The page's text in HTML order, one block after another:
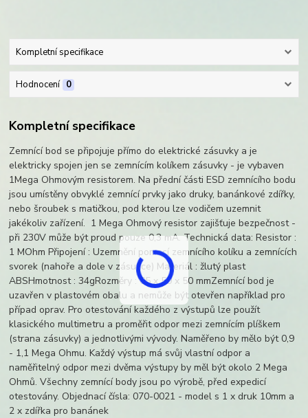
Kompletní specifikace
Hodnocení 0
Kompletní specifikace
Zemnící bod se připojuje přímo do elektrické zásuvky a je
elektricky spojen jen se zemnícím kolíkem zásuvky - je vybaven
1Mega Ohmovým resistorem. Na přední části ESD zemnícího bodu
jsou umístěny obvyklé zemnící prvky jako druky, banánkové zdířky,
nebo šroubek s matičkou, pod kterou lze vodičem uzemnit
jakékoliv zařízení. 1 Mega Ohmový resistor zajišťuje bezpečnost -
při 230V může být proud pouze 0,3 mA. Technická data: Resistor :
1 MOhm Připojení : Uzemnění pomocí zemnícího kolíku a zemnících
svorek (nahoře a dole v zásuvce) Materiál : žlutý plast
ABSHmotnost : 34gRozměry : 65 x 50 x 50 mmZemnící bod je
uzavřen v plastovém obalu a nemůže být otevřen například pro
případ oprav. Pro otestování každého z výstupů lze použít
klasického multimetru a proměřit odpor mezi zemnícím plíškem
(strana zásuvky) a jednotlivými vývody. Naměřeno by mělo být 0,9
- 1,1 Mega Ohmu. Každý výstup má svůj vlastní odpor a
naměřitelný odpor mezi dvěma výstupy by měl být okolo 2 Mega
Ohmů. Všechny zemnící body jsou po výrobě, před expedicí
otestovány. Objednací čísla: 070-0021 - model s 1 x druk 10mm a
2 x zdířka pro banánek